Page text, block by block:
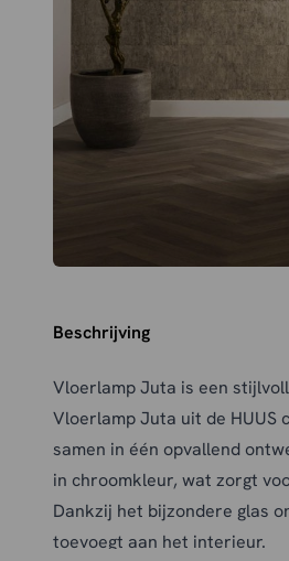
Beschrijving
Vloerlamp Juta is een
Vloerlamp Juta uit de HUUS
samen in één opvallend
in chroomkleur, wat zorgt
Dankzij het bijzondere glas
toevoegt aan het interieur.